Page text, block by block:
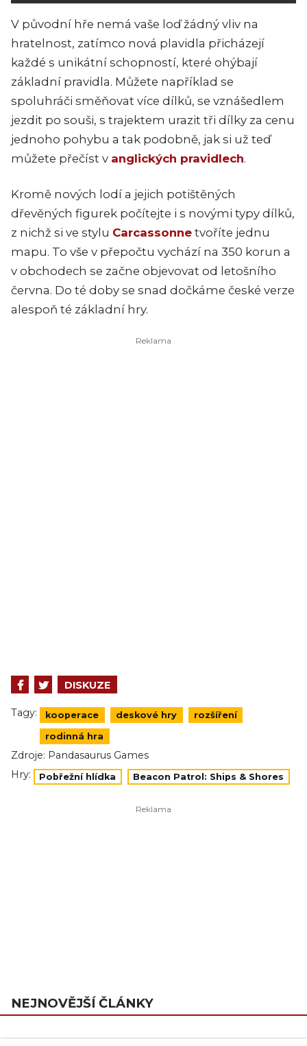
V původní hře nemá vaše loď žádný vliv na
hratelnost, zatímco nová plavidla přicházejí
každé s unikátní schopností, které ohýbají
základní pravidla. Můžete například se
spoluhráči směňovat více dílků, se vznášedlem
jezdit po souši, s trajektem urazit tři dílky za cenu
jednoho pohybu a tak podobně, jak si už teď
můžete přečíst v anglických pravidlech.
Kromě nových lodí a jejich potištěných
dřevěných figurek počítejte i s novými typy dílků,
z nichž si ve stylu Carcassonne tvoříte jednu
mapu. To vše v přepočtu vychází na 350 korun a
v obchodech se začne objevovat od letošního
června. Do té doby se snad dočkáme české verze
alespoň té základní hry.
DISKUZE
Tagy: kooperace deskové hry rozšíření
rodinná hra
Zdroje: Pandasaurus Games
Hry:
Pobřežní hlídka Beacon Patrol: Ships & Shores
NEJNOVĚJŠÍ ČLÁNKY